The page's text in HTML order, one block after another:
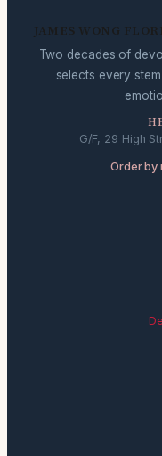
JAMES WONG
Two decades of
selects every
G/F, 29 High
Order by